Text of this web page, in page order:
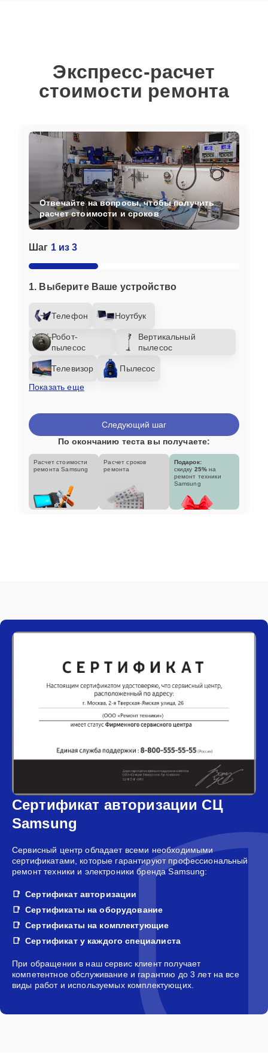
Экспресс-расчет
стоимости ремонта
Шаг 1 из 3
1. Выберите Ваше устройство
Телефон Ноутбук
Робот-
пылесос
Вертикальный
пылесос
Телевизор
Пылесос
Показать еще
Отвечайте на вопросы, чтобы получить
расчет стоимости и сроков
Следующий шаг
По окончанию теста вы получаете:
Расчет стоимости
ремонта Samsung
Расчет сроков
ремонта
Подарок:
скидку 25% на
ремонт техники
Samsung
Сертификат авторизации СЦ
Samsung
Сервисный центр обладает всеми необходимыми
сертификатами, которые гарантируют профессиональный
ремонт техники и электроники бренда Samsung:
Сертификат авторизации
Сертификаты на оборудование
Сертификаты на комплектующие
Сертификат у каждого специалиста
При обращении в наш сервис клиент получает
компетентное обслуживание и гарантию до 3 лет на все
виды работ и используемых комплектующих.